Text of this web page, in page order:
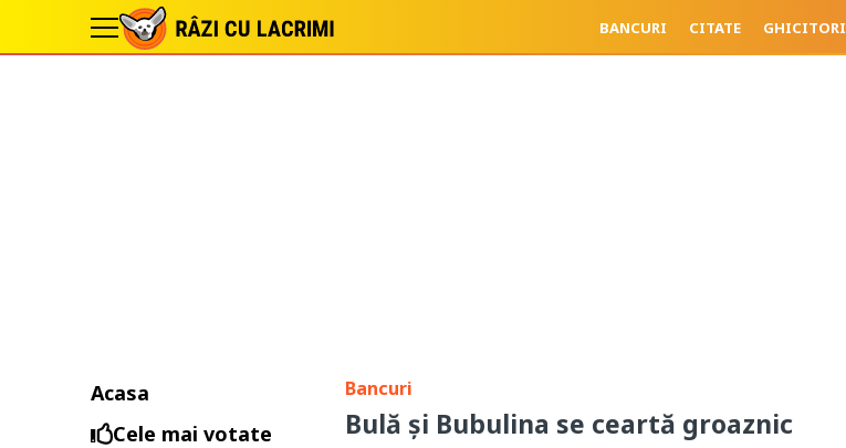
BANCURI CITATE GHICITORI
Acasa
Cele mai votate
Bancuri
Bulă și Bubulina se ceartă groaznic